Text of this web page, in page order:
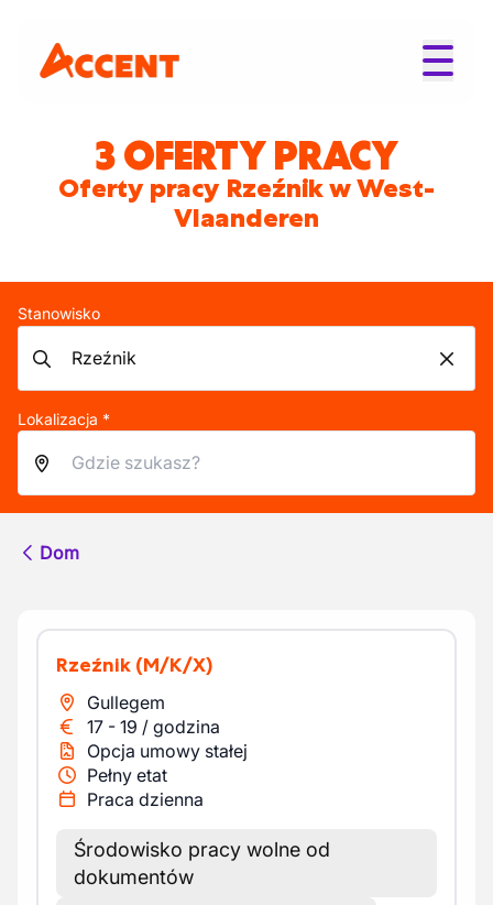
3 OFERTY PRACY
Oferty pracy Rzeźnik w West-
Vlaanderen
Stanowisko
Lokalizacja *
Dom
Rzeźnik (M/K/X)
Gullegem
17 - 19 / godzina
Opcja umowy stałej
Pełny etat
Praca dzienna
Środowisko pracy wolne od
dokumentów